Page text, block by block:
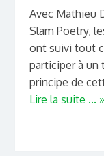
Avec Mathieu
Slam Poetry,
ont suivi tout
participer à un
principe de
Lire la suite ... »